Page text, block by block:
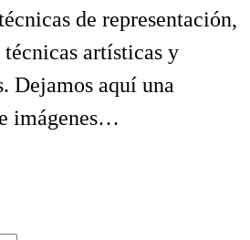
de representación,
artísticas y
Dejamos aquí una
imágenes…